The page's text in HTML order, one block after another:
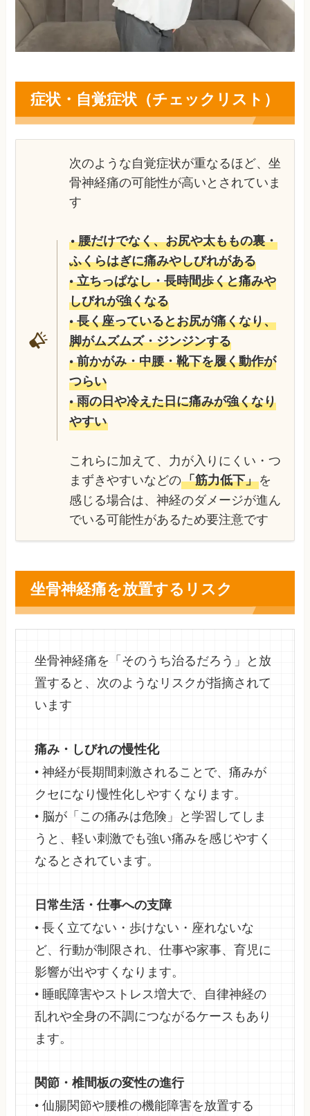
症状・自覚症状（チェックリスト）
次のような自覚症状が重なるほど、坐
骨神経痛の可能性が高いとされていま
す
• 腰だけでなく、お尻や太ももの裏・
ふくらはぎに痛みやしびれがある
• 立ちっぱなし・長時間歩くと痛みや
しびれが強くなる
• 長く座っているとお尻が痛くなり、
脚がムズムズ・ジンジンする
• 前かがみ・中腰・靴下を履く動作が
つらい
• 雨の日や冷えた日に痛みが強くなり
やすい
これらに加えて、力が入りにくい・つ
まずきやすいなどの「筋力低下」を
感じる場合は、神経のダメージが進ん
でいる可能性があるため要注意です
坐骨神経痛を放置するリスク
坐骨神経痛を「そのうち治るだろう」と放
置すると、次のようなリスクが指摘されて
います
痛み・しびれの慢性化
• 神経が長期間刺激されることで、痛みが
クセになり慢性化しやすくなります。
• 脳が「この痛みは危険」と学習してしま
うと、軽い刺激でも強い痛みを感じやすく
なるとされています。
日常生活・仕事への支障
• 長く立てない・歩けない・座れないな
ど、行動が制限され、仕事や家事、育児に
影響が出やすくなります。
• 睡眠障害やストレス増大で、自律神経の
乱れや全身の不調につながるケースもあり
ます。
関節・椎間板の変性の進行
• 仙腸関節や腰椎の機能障害を放置する